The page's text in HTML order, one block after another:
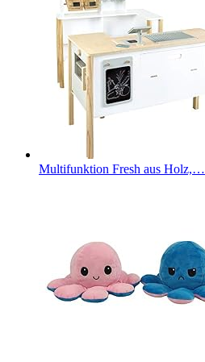
Multifunktion Fresh aus Holz,…